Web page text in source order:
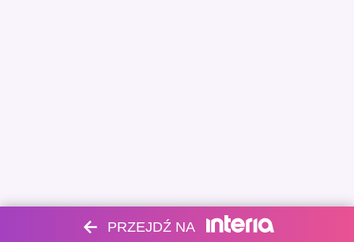
PRZEJDŹ NA